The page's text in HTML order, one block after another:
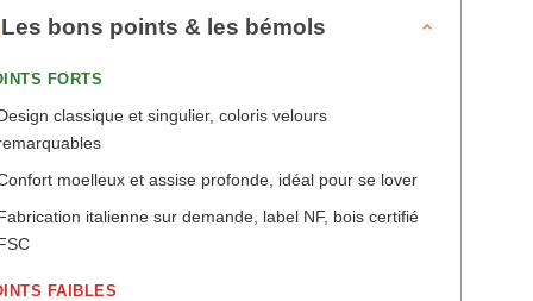
Les bons points & les bémols
FORTS
classique et singulier, coloris velours
moelleux et assise profonde, idéal pour se lover
italienne sur demande, label NF, bois certifié
FAIBLES